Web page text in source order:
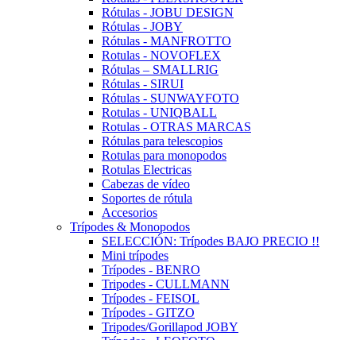
Rótulas - JOBU DESIGN
Rótulas - JOBY
Rótulas - MANFROTTO
Rotulas - NOVOFLEX
Rótulas – SMALLRIG
Rótulas - SIRUI
Rótulas - SUNWAYFOTO
Rotulas - UNIQBALL
Rotulas - OTRAS MARCAS
Rótulas para telescopios
Rotulas para monopodos
Rotulas Electricas
Cabezas de vídeo
Soportes de rótula
Accesorios
Trípodes & Monopodos
SELECCIÓN: Trípodes BAJO PRECIO !!
Mini trípodes
Trípodes - BENRO
Tripodes - CULLMANN
Trípodes - FEISOL
Trípodes - GITZO
Tripodes/Gorillapod JOBY